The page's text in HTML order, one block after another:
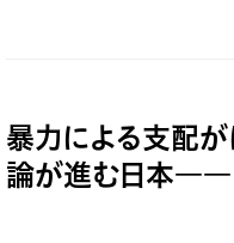
暴力による支配
論が進む日本――